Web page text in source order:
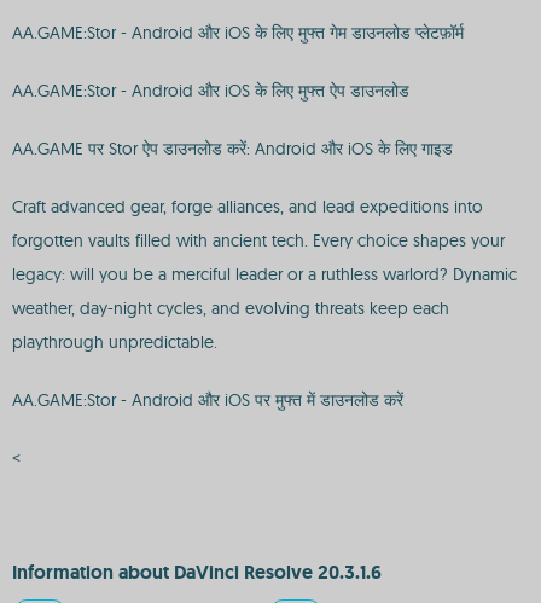
AA.GAME:Stor - Android और iOS के लिए मुफ्त गेम डाउनलोड प्लेटफ़ॉर्म
AA.GAME:Stor - Android और iOS के लिए मुफ्त ऐप डाउनलोड
AA.GAME पर Stor ऐप डाउनलोड करें: Android और iOS के लिए गाइड
Craft advanced gear, forge alliances, and lead expeditions into
forgotten vaults filled with ancient tech. Every choice shapes your
legacy: will you be a merciful leader or a ruthless warlord? Dynamic
weather, day-night cycles, and evolving threats keep each
playthrough unpredictable.
AA.GAME:Stor - Android और iOS पर मुफ्त में डाउनलोड करें
<
Information about DaVinci Resolve 20.3.1.6